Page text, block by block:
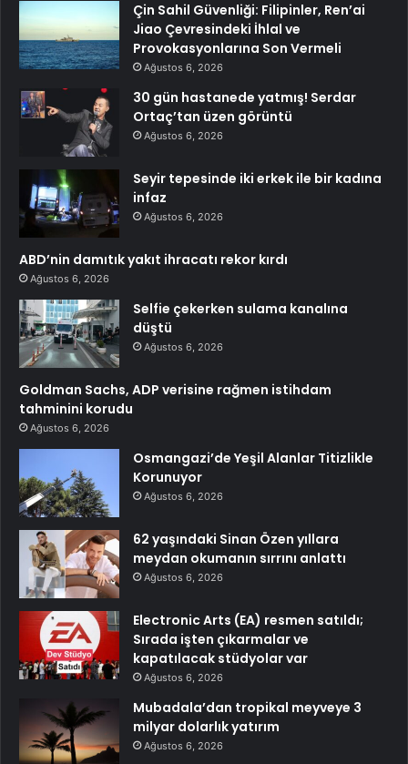
Çin Sahil Güvenliği: Filipinler, Ren’ai
Jiao Çevresindeki İhlal ve
Provokasyonlarına Son Vermeli
Ağustos 6, 2026
30 gün hastanede yatmış! Serdar
Ortaç’tan üzen görüntü
Ağustos 6, 2026
Seyir tepesinde iki erkek ile bir kadına
infaz
Ağustos 6, 2026
ABD’nin damıtık yakıt ihracatı rekor kırdı
Ağustos 6, 2026
Selfie çekerken sulama kanalına
düştü
Ağustos 6, 2026
Goldman Sachs, ADP verisine rağmen istihdam
tahminini korudu
Ağustos 6, 2026
Osmangazi’de Yeşil Alanlar Titizlikle
Korunuyor
Ağustos 6, 2026
62 yaşındaki Sinan Özen yıllara
meydan okumanın sırrını anlattı
Ağustos 6, 2026
Electronic Arts (EA) resmen satıldı;
Sırada işten çıkarmalar ve
kapatılacak stüdyolar var
Ağustos 6, 2026
Mubadala’dan tropikal meyveye 3
milyar dolarlık yatırım
Ağustos 6, 2026